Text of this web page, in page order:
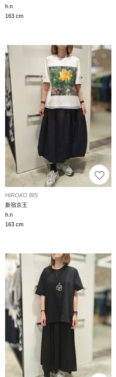
h.n
163 cm
HIROKO BIS
新宿京王
h.n
163 cm